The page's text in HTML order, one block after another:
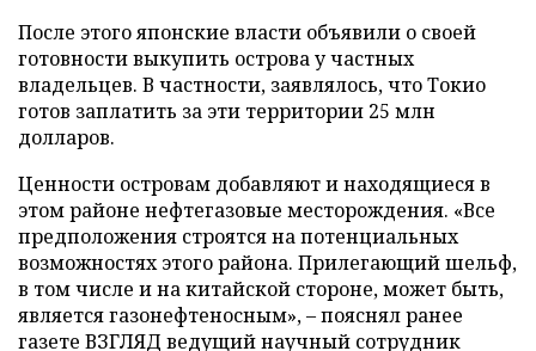
После этого японские власти объявили о своей
готовности выкупить острова у частных
владельцев. В частности, заявлялось, что Токио
готов заплатить за эти территории 25 млн
долларов.
Ценности островам добавляют и находящиеся в
этом районе нефтегазовые месторождения. «Все
предположения строятся на потенциальных
возможностях этого района. Прилегающий шельф,
в том числе и на китайской стороне, может быть,
является газонефтеносным», – пояснял ранее
газете ВЗГЛЯД ведущий научный сотрудник